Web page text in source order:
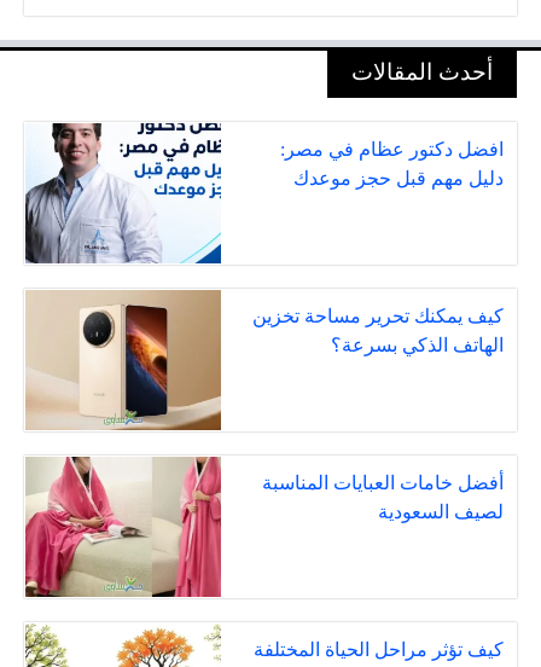
أحدث المقالات
افضل دكتور عظام في مصر:
دليل مهم قبل حجز موعدك
كيف يمكنك تحرير مساحة تخزين
الهاتف الذكي بسرعة؟
أفضل خامات العبايات المناسبة
لصيف السعودية
كيف تؤثر مراحل الحياة المختلفة